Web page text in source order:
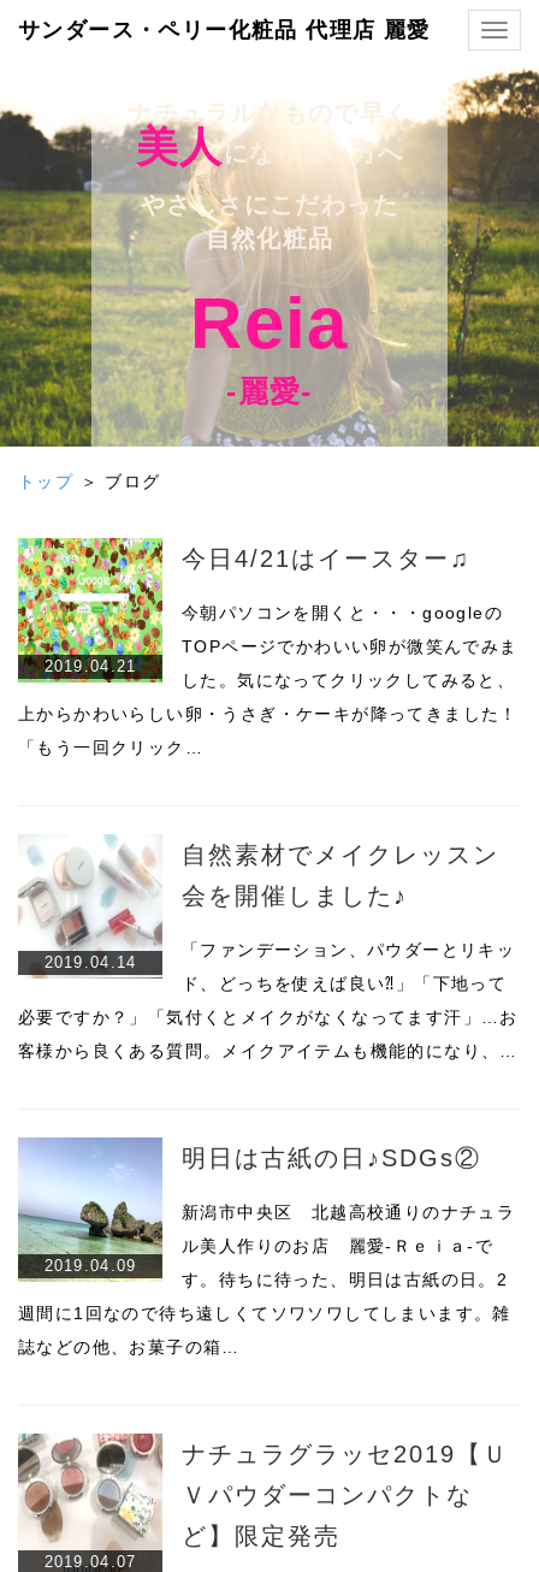
サンダース・ペリー化粧品 代理店 麗愛
ナチュラルなもので早く
美人になりたい方へ
やさしさにこだわった
自然化粧品
Reia
-麗愛-
トップ ＞ ブログ
2019.04.21
今日4/21はイースター♫
今朝パソコンを開くと・・・googleの
TOPページでかわいい卵が微笑んでみま
した。気になってクリックしてみると、
上からかわいらしい卵・うさぎ・ケーキが降ってきました！
「もう一回クリック…
2019.04.14
自然素材でメイクレッスン
会を開催しました♪
「ファンデーション、パウダーとリキッ
ド、どっちを使えば良い⁈」「下地って
必要ですか？」「気付くとメイクがなくなってます汗」…お
客様から良くある質問。メイクアイテムも機能的になり、…
2019.04.09
明日は古紙の日♪SDGs②
新潟市中央区 北越高校通りのナチュラ
ル美人作りのお店 麗愛-Ｒｅｉａ-で
す。待ちに待った、明日は古紙の日。2
週間に1回なので待ち遠しくてソワソワしてしまいます。雑
誌などの他、お菓子の箱…
2019.04.07
ナチュラグラッセ2019【Ｕ
Ｖパウダーコンパクトな
ど】限定発売